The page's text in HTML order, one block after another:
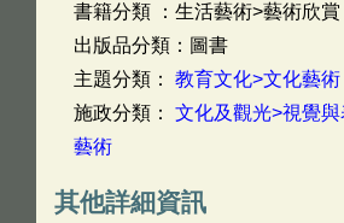
書籍分類 ：生活藝術>藝術欣賞
出版品分類：圖書
主題分類： 教育文化>文化藝術
施政分類： 文化及觀光>視覺
藝術
其他詳細資訊